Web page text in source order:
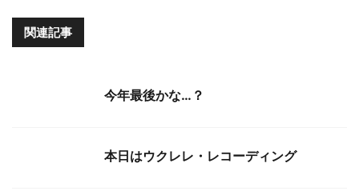
関連記事
今年最後かな…？
本日はウクレレ・レコーディング